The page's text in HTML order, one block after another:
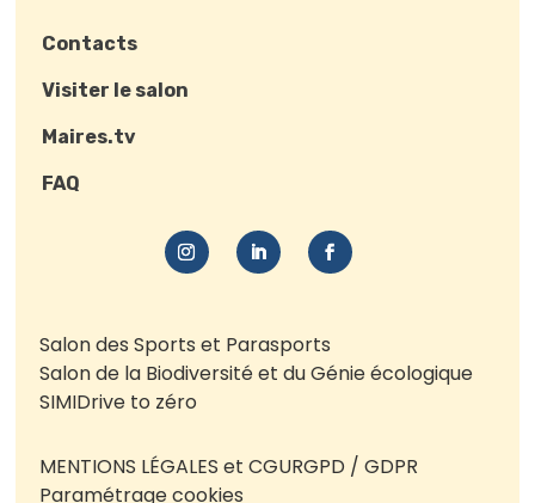
Contacts
Visiter le salon
Maires.tv
FAQ
Salon des Sports et Parasports
Salon de la Biodiversité et du Génie écologique
SIMIDrive to zéro
MENTIONS LÉGALES et CGURGPD / GDPR
Paramétrage cookies